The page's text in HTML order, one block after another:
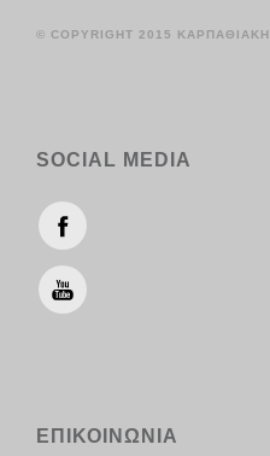
© COPYRIGHT 2015 ΚΑΡΠΑΘΙΑΚΗ
SOCIAL MEDIA
ΕΠΙΚΟΙΝΩΝΙΑ